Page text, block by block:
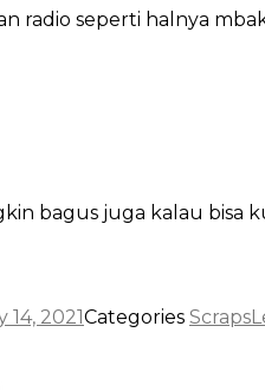
seperti halnya
bagus juga kalau bisa
14, 2021Categories Scraps